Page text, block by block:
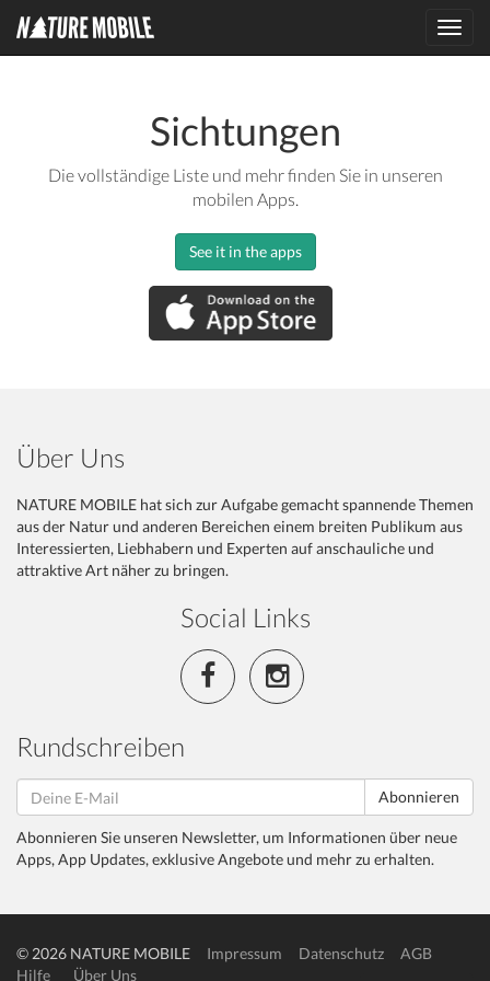
Sichtungen
Die vollständige Liste und mehr finden Sie in unseren
mobilen Apps.
See it in the apps
Über Uns
NATURE MOBILE hat sich zur Aufgabe gemacht spannende Themen
aus der Natur und anderen Bereichen einem breiten Publikum aus
Interessierten, Liebhabern und Experten auf anschauliche und
attraktive Art näher zu bringen.
Social Links
Rundschreiben
Abonnieren
Abonnieren Sie unseren Newsletter, um Informationen über neue
Apps, App Updates, exklusive Angebote und mehr zu erhalten.
© 2026 NATURE MOBILE Impressum Datenschutz
AGB
Hilfe
Über Uns